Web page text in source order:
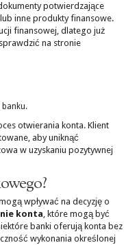
potwierdzające
inne produkty finansowe.
finansowej, dlatego już
na stronie
banku.
otwierania konta. Klient
aby uniknąć
w uzyskaniu pozytywnej
wpływać na decyzję o
konta, które mogą być
banki oferują konta bez
wykonania określonej